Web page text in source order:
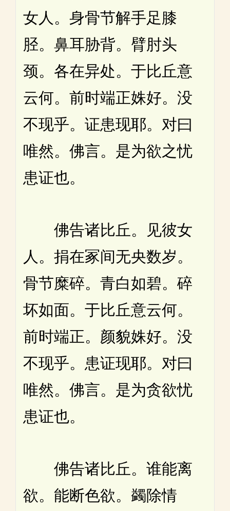
女人。身骨节解手足膝
胫。鼻耳胁背。臂肘头
颈。各在异处。于比丘意
云何。前时端正姝好。没
不现乎。证患现耶。对曰
唯然。佛言。是为欲之忧
患证也。
佛告诸比丘。见彼女
人。捐在冢间无央数岁。
骨节糜碎。青白如碧。碎
坏如面。于比丘意云何。
前时端正。颜貌姝好。没
不现乎。患证现耶。对曰
唯然。佛言。是为贪欲忧
患证也。
佛告诸比丘。谁能离
欲。能断色欲。蠲除情